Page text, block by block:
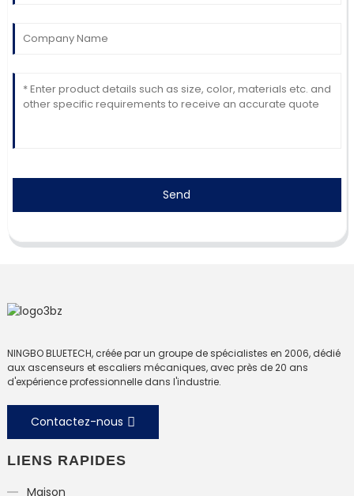
Send
NINGBO BLUETECH, créée par un groupe de spécialistes en 2006, dédié
aux ascenseurs et escaliers mécaniques, avec près de 20 ans
d'expérience professionnelle dans l'industrie.
Contactez-nous
LIENS RAPIDES
Maison